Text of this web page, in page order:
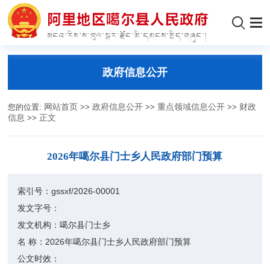
政府信息公开
您的位置: 网站首页 >>政府信息公开 >>重点领域信息公开 >> 财政
信息 >> 正文
2026年噶尔县门士乡人民政府部门预算
索引号：gssxf/2026-00001
发文字号：
发文机构：噶尔县门士乡
名 称： 2026年噶尔县门士乡人民政府部门预算
公文时效：